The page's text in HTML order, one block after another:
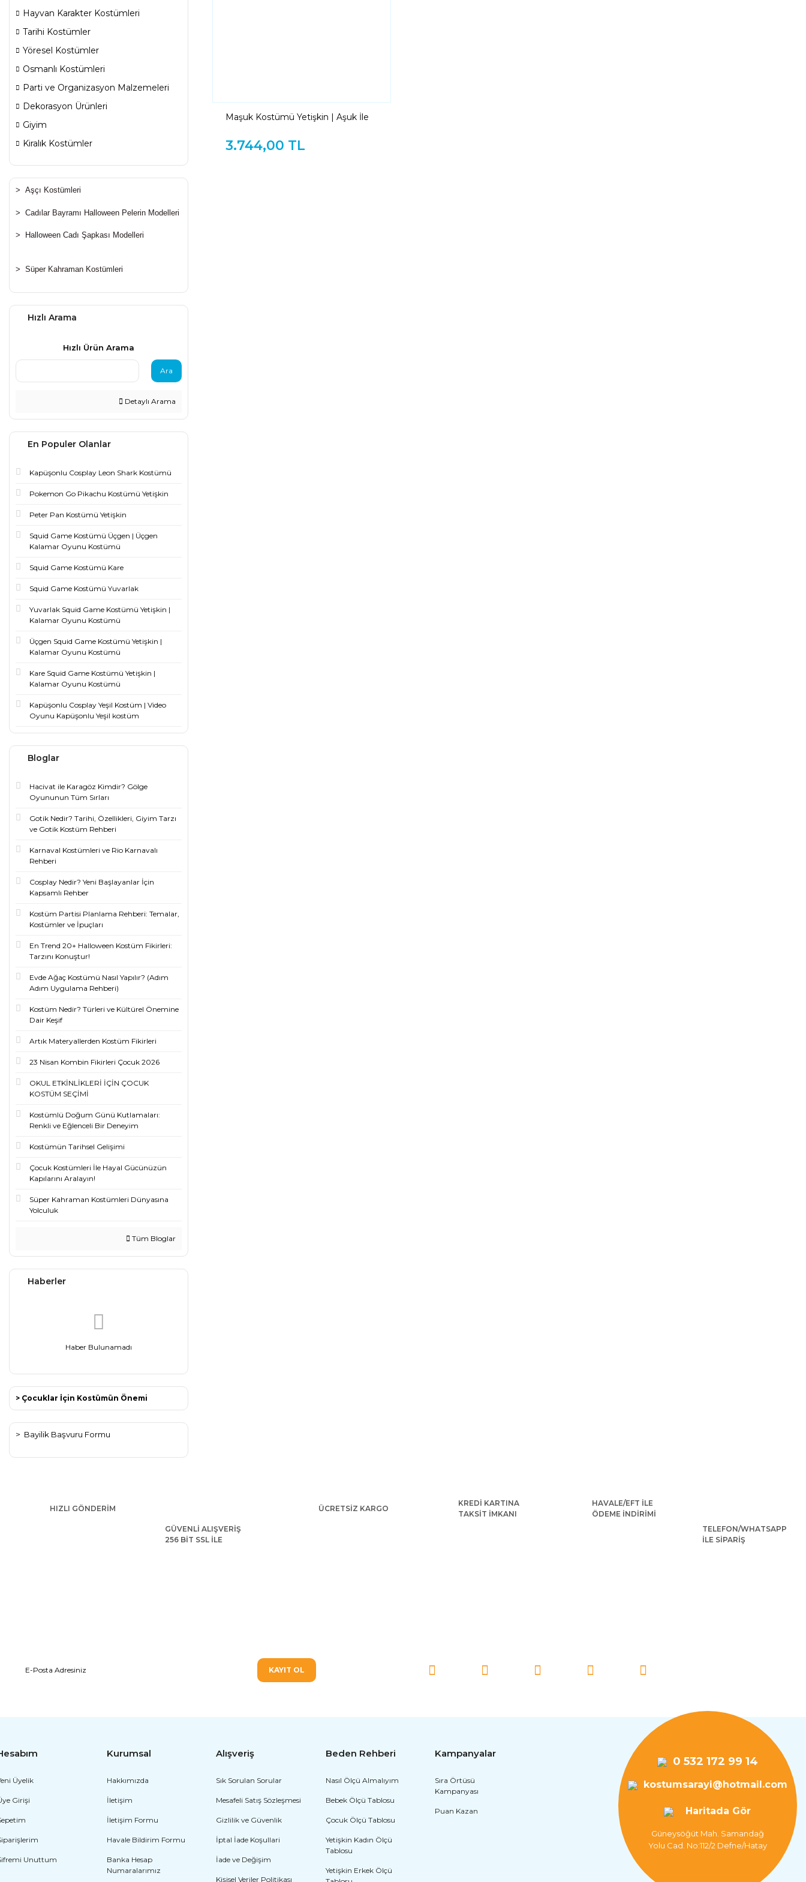
Hayvan Karakter Kostümleri
Tarihi Kostümler
Yöresel Kostümler
Osmanlı Kostümleri
Parti ve Organizasyon Malzemeleri
Dekorasyon Ürünleri
Giyim
Kiralık Kostümler
> Aşçı Kostümleri
> Cadılar Bayramı Halloween Pelerin Modelleri
> Halloween Cadı Şapkası Modelleri
> Süper Kahraman Kostümleri
Hızlı Arama
Hızlı Ürün Arama
Ara
Detaylı Arama
En Populer Olanlar
Kapüşonlu Cosplay Leon Shark Kostümü
Pokemon Go Pikachu Kostümü Yetişkin
Peter Pan Kostümü Yetişkin
Squid Game Kostümü Üçgen | Üçgen
Kalamar Oyunu Kostümü
Squid Game Kostümü Kare
Squid Game Kostümü Yuvarlak
Yuvarlak Squid Game Kostümü Yetişkin |
Kalamar Oyunu Kostümü
Üçgen Squid Game Kostümü Yetişkin |
Kalamar Oyunu Kostümü
Kare Squid Game Kostümü Yetişkin |
Kalamar Oyunu Kostümü
Kapüşonlu Cosplay Yeşil Kostüm | Video
Oyunu Kapüşonlu Yeşil kostüm
Bloglar
Hacivat ile Karagöz Kimdir? Gölge
Oyununun Tüm Sırları
Gotik Nedir? Tarihi, Özellikleri, Giyim Tarzı
ve Gotik Kostüm Rehberi
Karnaval Kostümleri ve Rio Karnavalı
Rehberi
Cosplay Nedir? Yeni Başlayanlar İçin
Kapsamlı Rehber
Kostüm Partisi Planlama Rehberi: Temalar,
Kostümler ve İpuçları
En Trend 20+ Halloween Kostüm Fikirleri:
Tarzını Konuştur!
Evde Ağaç Kostümü Nasıl Yapılır? (Adım
Adım Uygulama Rehberi)
Kostüm Nedir? Türleri ve Kültürel Önemine
Dair Keşif
Artık Materyallerden Kostüm Fikirleri
23 Nisan Kombin Fikirleri Çocuk 2026
OKUL ETKİNLİKLERİ İÇİN ÇOCUK
KOSTÜM SEÇİMİ
Kostümlü Doğum Günü Kutlamaları:
Renkli ve Eğlenceli Bir Deneyim
Kostümün Tarihsel Gelişimi
Çocuk Kostümleri İle Hayal Gücünüzün
Kapılarını Aralayın!
Süper Kahraman Kostümleri Dünyasına
Yolculuk
Tüm Bloglar
Haberler
Haber Bulunamadı
> Çocuklar İçin Kostümün Önemi
> Bayilik Başvuru Formu
Maşuk Kostümü Yetişkin | Aşuk İle
Kostümü
3.744,00 TL
HIZLI GÖNDERİM
GÜVENLİ ALIŞVERİŞ
256 BİT SSL İLE
ÜCRETSİZ KARGO
KREDİ KARTINA
TAKSİT İMKANI
HAVALE/EFT İLE
ÖDEME İNDİRİMİ
TELEFON/WHATSAPP
İLE SİPARİŞ
KAYIT OL
Üyelik
Girişi
Unuttum
Kurumsal
Hakkımızda
İletişim
İletişim Formu
Havale Bildirim Formu
Banka Hesap
Numaralarımız
Alışveriş
Sık Sorulan Sorular
Mesafeli Satış Sözleşmesi
Gizlilik ve Güvenlik
İptal İade Koşullari
İade ve Değişim
Kişisel Veriler Politikası
Beden Rehberi
Nasıl Ölçü Almalıyım
Bebek Ölçü Tablosu
Çocuk Ölçü Tablosu
Yetişkin Kadın Ölçü
Tablosu
Yetişkin Erkek Ölçü
Kampanyalar
Sıra Örtüsü
Kampanyası
Puan Kazan
0 532 172 99 14
kostumsarayi@hotmail.com
Haritada Gör
Güneysöğüt Mah. Samandağ
Yolu Cad. No:112/2 Defne/Hatay